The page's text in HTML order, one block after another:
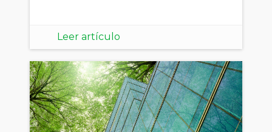
Leer artículo